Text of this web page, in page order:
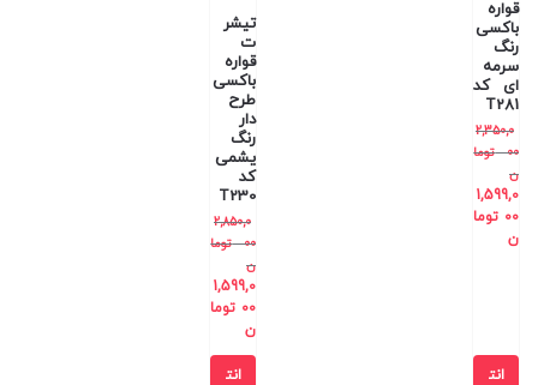
قواره
باکسی
رنگ
سرمه
ای کد
T281
2,350,0
00
توما
ن
1,599,0
00 توما
ن
انت
تیشر
ت
قواره
باکسی
طرح
دار
رنگ
یشمی
کد
T230
2,850,0
00
توما
ن
1,599,0
00 توما
ن
انت